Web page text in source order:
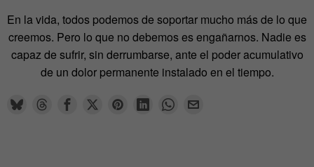
En la vida, todos podemos de soportar mucho más de lo que
creemos. Pero lo que no debemos es engañarnos. Nadie es
capaz de sufrir, sin derrumbarse, ante el poder acumulativo
de un dolor permanente instalado en el tiempo.